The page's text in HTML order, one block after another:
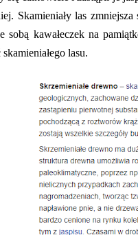
Skamieniały las
sobą kawałeczek na
lasu.